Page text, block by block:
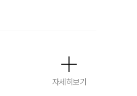
자세히보기